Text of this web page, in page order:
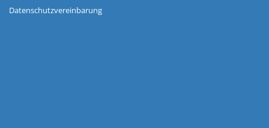
Datenschutzvereinbarung